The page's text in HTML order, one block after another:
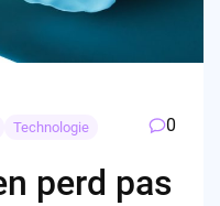
Technologie 0
perd pas